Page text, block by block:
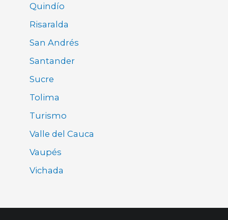
Quindío
Risaralda
San Andrés
Santander
Sucre
Tolima
Turismo
Valle del Cauca
Vaupés
Vichada